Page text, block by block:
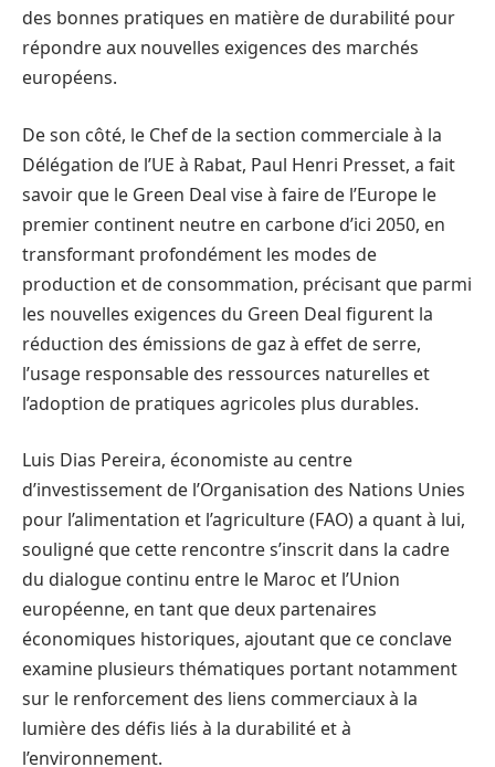
des bonnes pratiques en matière de durabilité pour
répondre aux nouvelles exigences des marchés
européens.
De son côté, le Chef de la section commerciale à la
Délégation de l’UE à Rabat, Paul Henri Presset, a fait
savoir que le Green Deal vise à faire de l’Europe le
premier continent neutre en carbone d’ici 2050, en
transformant profondément les modes de
production et de consommation, précisant que parmi
les nouvelles exigences du Green Deal figurent la
réduction des émissions de gaz à effet de serre,
l’usage responsable des ressources naturelles et
l’adoption de pratiques agricoles plus durables.
Luis Dias Pereira, économiste au centre
d’investissement de l’Organisation des Nations Unies
pour l’alimentation et l’agriculture (FAO) a quant à lui,
souligné que cette rencontre s’inscrit dans la cadre
du dialogue continu entre le Maroc et l’Union
européenne, en tant que deux partenaires
économiques historiques, ajoutant que ce conclave
examine plusieurs thématiques portant notamment
sur le renforcement des liens commerciaux à la
lumière des défis liés à la durabilité et à
l’environnement.